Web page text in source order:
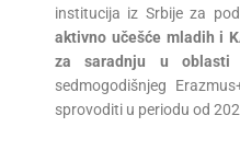
institucija iz Srbije za
aktivno učešće mladih i
za saradnju u oblasti
sedmogodišnjeg
sprovoditi u periodu od